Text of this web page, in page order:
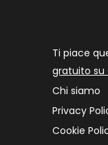
Ti piace
gratuito su
Chi siamo
Privacy
Cookie